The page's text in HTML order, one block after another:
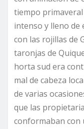
tiempo
intenso y lleno de
con las rojillas de
taronjas de
horta sud era
mal de cabeza
de varias
que las
conformaban con